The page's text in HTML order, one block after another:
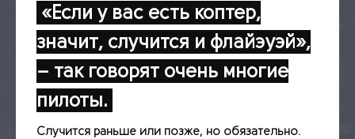
«Если у вас есть коптер,
значит, случится и флайэуэй»,
– так говорят очень многие
пилоты.
Случится раньше или позже, но обязательно.